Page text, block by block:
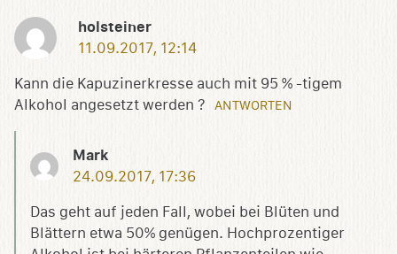
holsteiner
11.09.2017, 12:14
Kann die Kapuzinerkresse auch mit 95 % -tigem
Alkohol angesetzt werden ?
ANTWORTEN
Mark
24.09.2017, 17:36
Das geht auf jeden Fall, wobei bei Blüten und
Blättern etwa 50% genügen. Hochprozentiger